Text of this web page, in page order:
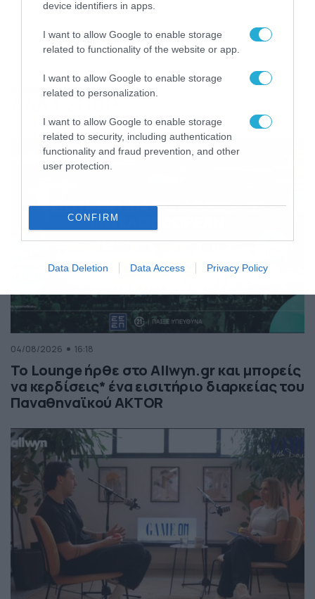
device identifiers in apps.
I want to allow Google to enable storage
related to functionality of the website or app.
I want to allow Google to enable storage
related to personalization.
I want to allow Google to enable storage
related to security, including authentication
functionality and fraud prevention, and other
user protection.
CONFIRM
Data Deletion Data Access Privacy Policy
ΑΛΛΑ ΣΠΟΡ
04/08/2026 16:18
Το Lounge ήρθε στο Allwyn.gr και μπορείς
να κερδίσεις* ένα εισιτήριο διαρκείας του
Παναθηναϊκού AKTOR